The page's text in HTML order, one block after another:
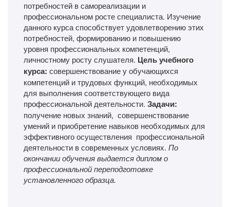
потребностей в самореализации и
профессиональном росте специалиста. Изучение
данного курса способствует удовлетворению этих
потребностей, формированию и повышению
уровня профессиональных компетенций,
личностному росту слушателя. Цель учебного
курса: совершенствование у обучающихся
компетенций и трудовых функций, необходимых
для выполнения соответствующего вида
профессиональной деятельности. Задачи:
получение новых знаний, совершенствование
умений и приобретение навыков необходимых для
эффективного осуществления профессиональной
деятельности в современных условиях. По
окончании обучения выдается диплом о
профессиональной переподготовке
установленного образца.